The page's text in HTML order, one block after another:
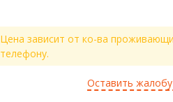
Цена зависит от ко-ва
телефону.
Оставить